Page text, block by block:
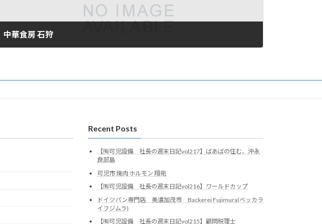
中華食房 石狩
Recent Posts
【㈲可児設備 社長の週末日記vol217】ばあばの住む、沖永
良部島
可児市 焼肉 ホルモン 翔苑
【㈲可児設備 社長の週末日記vol216】ワールドカップ
ドイツパン専門店 美濃加茂市 Backerei Fujimura(ベッカラ
イフジムラ)
【㈲可児設備 社長の週末日記vol215】顧問税理士